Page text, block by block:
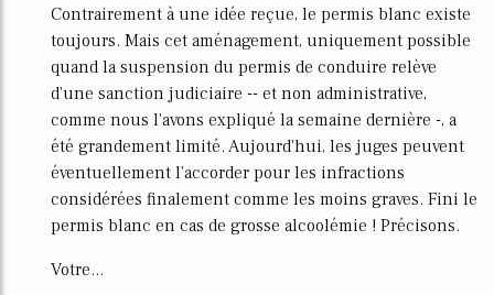
Contrairement à une idée reçue, le permis blanc existe
toujours. Mais cet aménagement, uniquement possible
quand la suspension du permis de conduire relève
d'une sanction judiciaire -- et non administrative,
comme nous l'avons expliqué la semaine dernière -, a
été grandement limité. Aujourd'hui, les juges peuvent
éventuellement l'accorder pour les infractions
considérées finalement comme les moins graves. Fini le
permis blanc en cas de grosse alcoolémie ! Précisons.
Votre...